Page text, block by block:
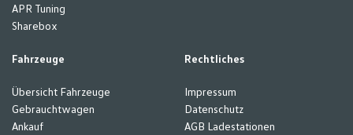
APR Tuning
Sharebox
Fahrzeuge
Übersicht Fahrzeuge
Gebrauchtwagen
Ankauf
Rechtliches
Impressum
Datenschutz
AGB Ladestationen